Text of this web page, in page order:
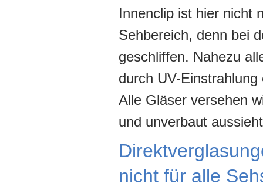
Innenclip ist hier nicht
Sehbereich, denn bei
geschliffen. Nahezu
durch UV-
Alle Gläser versehen
und unverbaut
nicht für alle